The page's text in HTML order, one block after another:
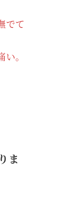
でて
。
ま